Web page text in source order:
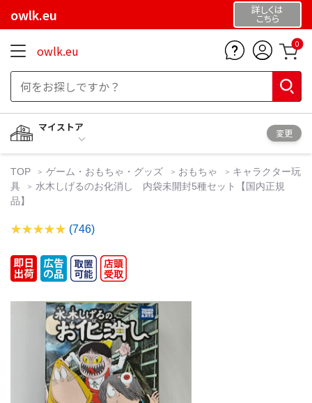
owlk.eu 詳しくは
こちら
owlk.eu 0
マイストア
変更
TOP ゲーム・おもちゃ・グッズ おもちゃ
キャラクター玩
具
水木しげるのお化消し 内袋未開封5種セット【国内正規
品】
(746)